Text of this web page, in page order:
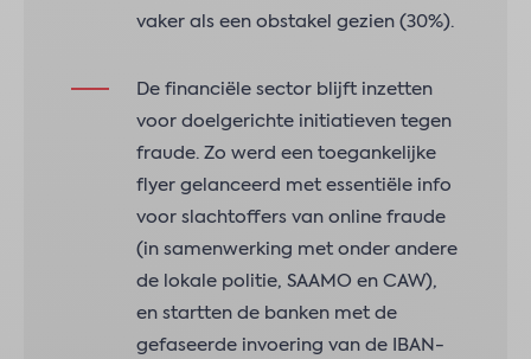
vaker als een obstakel gezien (30%).
De financiële sector blijft inzetten
voor doelgerichte initiatieven tegen
fraude. Zo werd een toegankelijke
flyer gelanceerd met essentiële info
voor slachtoffers van online fraude
(in samenwerking met onder andere
de lokale politie, SAAMO en CAW),
en startten de banken met de
gefaseerde invoering van de IBAN-